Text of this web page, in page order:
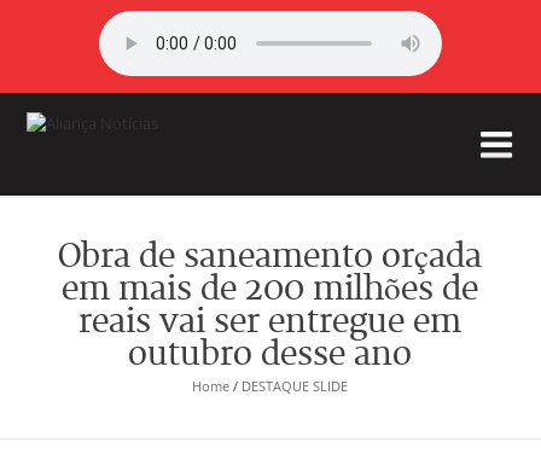
Obra de saneamento orçada
em mais de 200 milhões de
reais vai ser entregue em
outubro desse ano
Home / DESTAQUE SLIDE